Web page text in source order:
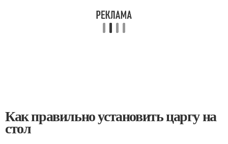
Как правильно установить царгу на
стол